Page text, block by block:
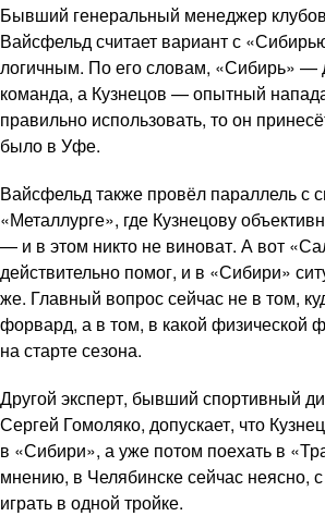
Бывший генеральный менеджер
Вайсфельд считает вариант с
логичным. По его словам, «Сибирь» —
команда, а Кузнецов — опытный
правильно использовать, то он
было в Уфе.
Вайсфельд также провёл параллель с
«Металлурге», где Кузнецову
— и в этом никто не виноват. А вот
действительно помог, и в «Сибири»
же. Главный вопрос сейчас не в том,
форвард, а в том, в какой физической
на старте сезона.
Другой эксперт, бывший спортивный
Сергей Гомоляко, допускает, что
в «Сибири», а уже потом поехать в
мнению, в Челябинске сейчас неясно,
играть в одной тройке.